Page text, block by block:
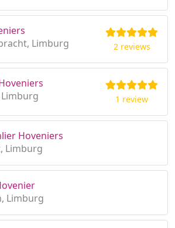
Limburg
2 reviews
1 review
Hoveniers
Limburg
Limburg